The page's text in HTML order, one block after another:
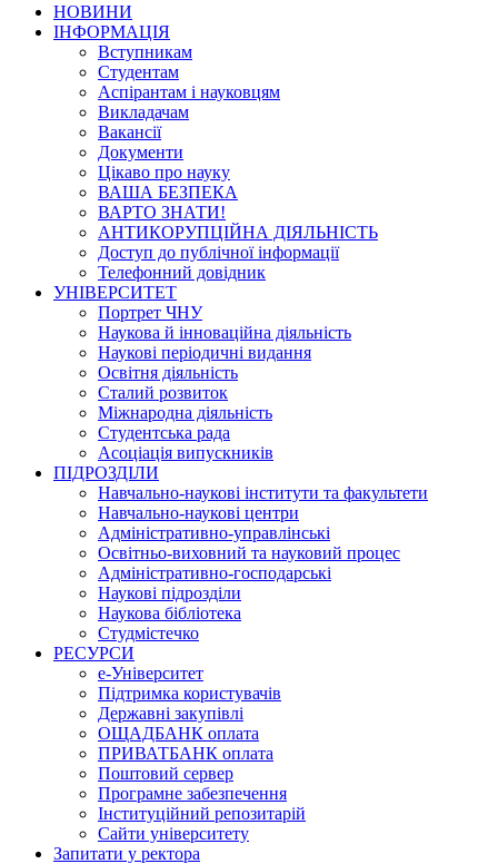
НОВИНИ
ІНФОРМАЦІЯ
Вступникам
Студентам
Аспірантам і науковцям
Викладачам
Вакансії
Документи
Цікаво про науку
ВАША БЕЗПЕКА
ВАРТО ЗНАТИ!
АНТИКОРУПЦІЙНА ДІЯЛЬНІСТЬ
Доступ до публічної інформації
Телефонний довідник
УНІВЕРСИТЕТ
Портрет ЧНУ
Наукова й інноваційна діяльність
Наукові періодичні видання
Освітня діяльність
Сталий розвиток
Міжнародна діяльність
Студентська рада
Асоціація випускників
ПІДРОЗДІЛИ
Навчально-наукові інститути та факультети
Навчально-наукові центри
Адміністративно-управлінські
Освітньо-виховний та науковий процес
Адміністративно-господарські
Наукові підрозділи
Наукова бібліотека
Студмістечко
РЕСУРСИ
е-Університет
Підтримка користувачів
Державні закупівлі
ОЩАДБАНК оплата
ПРИВАТБАНК оплата
Поштовий сервер
Програмне забезпечення
Інституційний репозитарій
Сайти університету
Запитати у ректора